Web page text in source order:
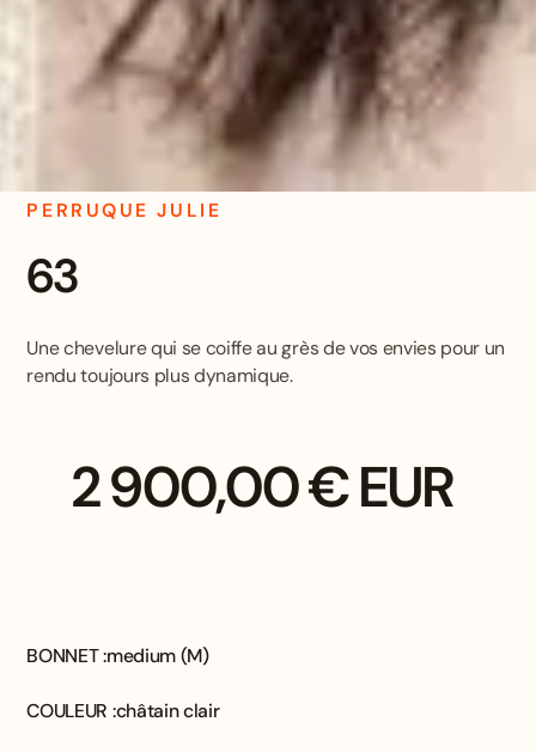
PERRUQUE JULIE
63
Une chevelure qui se coiffe au grès de vos envies pour un
rendu toujours plus dynamique.
2 900,00 € EUR
BONNET :medium (M)
COULEUR :châtain clair